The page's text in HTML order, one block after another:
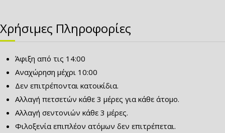
Χρήσιμες Πληροφορίες
Άφιξη από τις 14:00
Αναχώρηση μέχρι 10:00
Δεν επιτρέπονται κατοικίδια.
Αλλαγή πετσετών κάθε 3 μέρες για κάθε άτομο.
Αλλαγή σεντονιών κάθε 3 μέρες.
Φιλοξενία επιπλέον ατόμων δεν επιτρέπεται.